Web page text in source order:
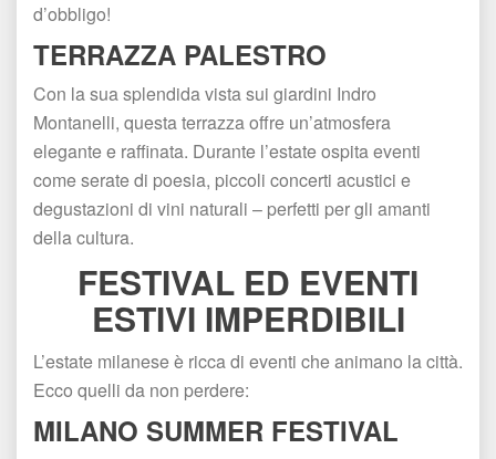
d’obbligo!
TERRAZZA PALESTRO
Con la sua splendida vista sui giardini Indro
Montanelli, questa terrazza offre un’atmosfera
elegante e raffinata. Durante l’estate ospita eventi
come serate di poesia, piccoli concerti acustici e
degustazioni di vini naturali – perfetti per gli amanti
della cultura.
FESTIVAL ED EVENTI
ESTIVI IMPERDIBILI
L’estate milanese è ricca di eventi che animano la città.
Ecco quelli da non perdere:
MILANO SUMMER FESTIVAL